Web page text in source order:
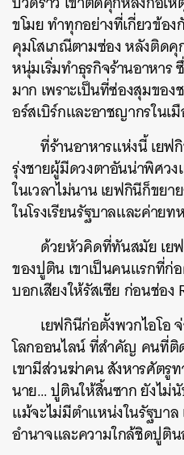
ขโมย ทำทุกอย่างที่เกี่ยวข้อ
คุมโสเภณีตามซ่อง หลังติด
หนุ่มเริ่มทำธุรกิจร้านอาหาร
มาก เพราะเป็นที่ซ่องสุมขอ
อร์สเบิร์กและอาชญากรในเ
ที่ร้านอาหารแห่งนี้ เยฟ
รุ่งชายผู้มีดวงตาอันน่าพิศว
ในเวลาไม่นาน เยฟกินีก็ขยา
ในโรงเรียนรัฐบาลและค่ายท
ด้วยหัวคิดที่ทันสมัย เย
ของปูติน เขาเป็นคนแรกที่ก่
บอกเสียงให้รัสเซีย ก่อนช่อง
เยฟกินีก่อตั้งพวกไอโอ
โลกออนไลน์ ที่สำคัญ คนที่ติ
เขามีส่วนฆ่าคน สังหารศัตรูท
นาย… ปูตินให้สิ้นซาก ยังไม่
แม้จะไม่มีตำแหน่งในรัฐบา
อำนาจและความใกล้ชิดปูติ